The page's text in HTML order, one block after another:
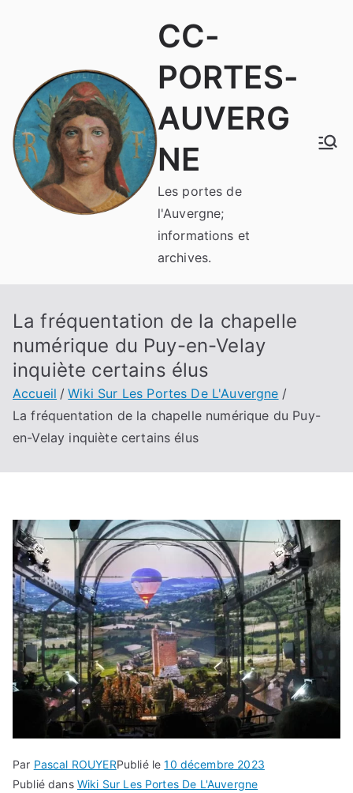
CC-
PORTES-
AUVERG
NE
Les portes de
l'Auvergne;
informations et
archives.
La fréquentation de la chapelle
numérique du Puy-en-Velay
inquiète certains élus
Accueil
Wiki Sur Les Portes De L'Auvergne
La fréquentation de la chapelle numérique du Puy-
en-Velay inquiète certains élus
Par Pascal ROUYERPublié le10 décembre 2023
Publié dans Wiki Sur Les Portes De L'Auvergne